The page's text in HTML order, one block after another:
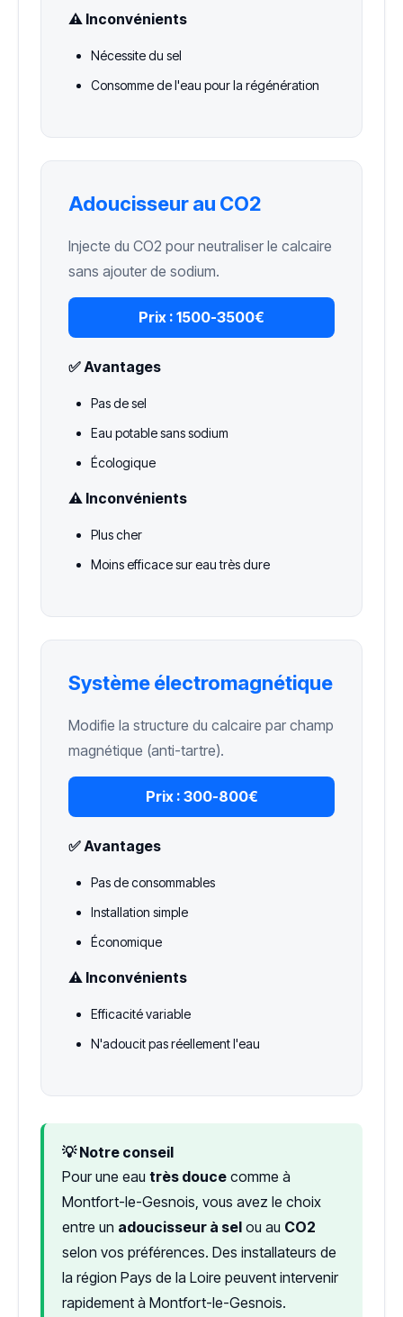
⚠️ Inconvénients
Nécessite du sel
Consomme de l'eau pour la régénération
Adoucisseur au CO2
Injecte du CO2 pour neutraliser le calcaire
sans ajouter de sodium.
Prix : 1500-3500€
✅ Avantages
Pas de sel
Eau potable sans sodium
Écologique
⚠️ Inconvénients
Plus cher
Moins efficace sur eau très dure
Système électromagnétique
Modifie la structure du calcaire par champ
magnétique (anti-tartre).
Prix : 300-800€
✅ Avantages
Pas de consommables
Installation simple
Économique
⚠️ Inconvénients
Efficacité variable
N'adoucit pas réellement l'eau
💡 Notre conseil
Pour une eau très douce comme à
Montfort-le-Gesnois, vous avez le choix
entre un adoucisseur à sel ou au CO2
selon vos préférences. Des installateurs de
la région Pays de la Loire peuvent intervenir
rapidement à Montfort-le-Gesnois.